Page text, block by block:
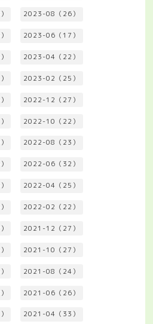
2023-08（26）
2023-06（17）
2023-04（22）
2023-02（25）
2022-12（27）
2022-10（22）
2022-08（23）
2022-06（32）
2022-04（25）
2022-02（22）
2021-12（27）
2021-10（27）
2021-08（24）
2021-06（26）
2021-04（33）